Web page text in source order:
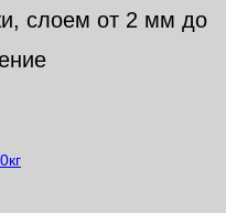
слоем от 2 мм до